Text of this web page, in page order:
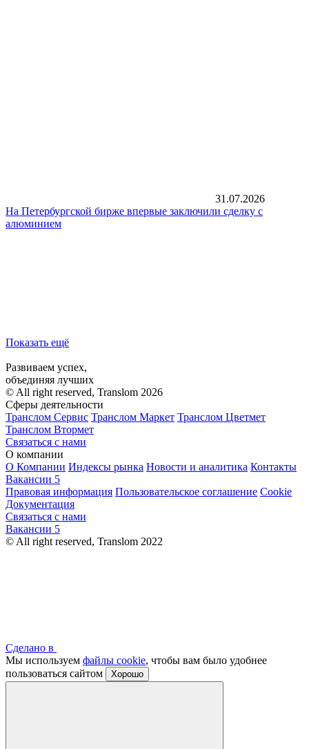
31.07.2026
На Петербургской бирже впервые заключили сделку с
алюминием
Показать ещё
Развиваем успех,
объединяя лучших
© All right reserved, Translom 2026
Сферы деятельности
Транслом Сервис Транслом Маркет Транслом Цветмет
Транслом Втормет
Связаться с нами
О компании
О Компании Индексы рынка Новости и аналитика Контакты
Вакансии 5
Правовая информация Пользовательское соглашение Cookie
Документация
Связаться с нами
Вакансии 5
© All right reserved, Translom 2022
Сделано в
Мы используем файлы cookie, чтобы вам было удобнее
пользоваться сайтом
Хорошо